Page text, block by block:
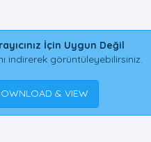
İçin Uygun Değil
indirerek görüntüleyebilirsiniz.
& VIEW